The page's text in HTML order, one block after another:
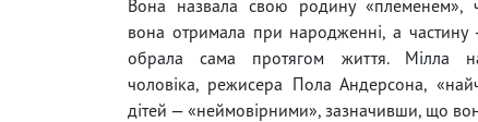
Вона назвала свою родину «племенем»,
вона отримала при народженні, а частину
обрала сама протягом життя. Мілла
чоловіка, режисера Пола Андерсона,
дітей — «неймовірними», зазначивши, що